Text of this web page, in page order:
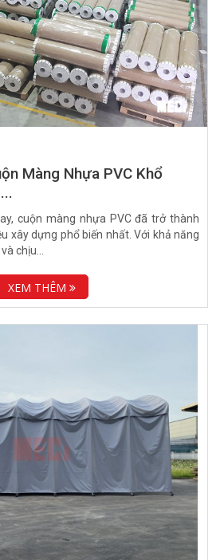
Màng Nhựa PVC Khổ
cuộn màng nhựa PVC đã trở thành
xây dựng phổ biến nhất. Với khả năng
chịu...
XEM THÊM